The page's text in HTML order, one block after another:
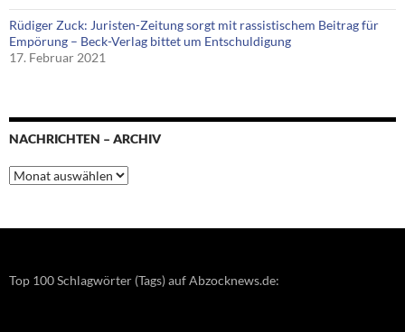
Rüdiger Zuck: Juristen-Zeitung sorgt mit rassistischem Beitrag für
Empörung – Beck-Verlag bittet um Entschuldigung
17. Februar 2021
NACHRICHTEN – ARCHIV
Nachrichten
–
Top 100 Schlagwörter (Tags) auf Abzocknews.de: